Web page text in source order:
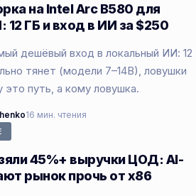
на Intel Arc B580 для
12 ГБ и вход в ИИ за $250
дешёвый вход в локальный ИИ: 12
тянет (модели 7–14B), ловушки
путь, а кому ловушка.
16 мин. чтения
45%+ выручки ЦОД: AI-
рынок прочь от x86